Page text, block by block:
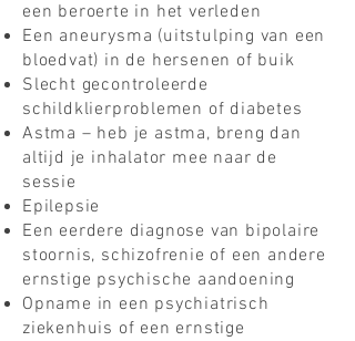
een beroerte in het verleden
Een aneurysma (uitstulping van een
bloedvat) in de hersenen of buik
Slecht gecontroleerde
schildklierproblemen of diabetes
Astma – heb je astma, breng dan
altijd je inhalator mee naar de
sessie
Epilepsie
Een eerdere diagnose van bipolaire
stoornis, schizofrenie of een andere
ernstige psychische aandoening
Opname in een psychiatrisch
ziekenhuis of een ernstige